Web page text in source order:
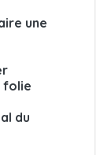
une
folie
du